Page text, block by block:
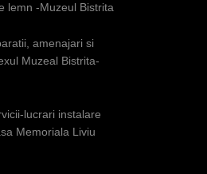
lemn -Muzeul Bistrita
amenajari si
Muzeal Bistrita-
lucrari instalare
Memoriala Liviu